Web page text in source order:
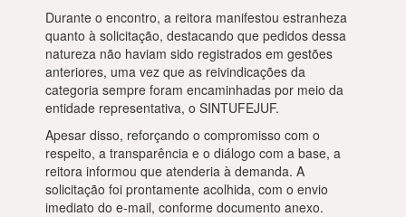
Durante o encontro, a reitora manifestou estranheza
quanto à solicitação, destacando que pedidos dessa
natureza não haviam sido registrados em gestões
anteriores, uma vez que as reivindicações da
categoria sempre foram encaminhadas por meio da
entidade representativa, o SINTUFEJUF.
Apesar disso, reforçando o compromisso com o
respeito, a transparência e o diálogo com a base, a
reitora informou que atenderia à demanda. A
solicitação foi prontamente acolhida, com o envio
imediato do e-mail, conforme documento anexo.